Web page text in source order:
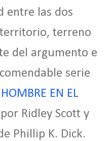
entre las dos
terreno
del argumento e
serie
HOMBRE EN EL
Ridley Scott y
Phillip K. Dick.